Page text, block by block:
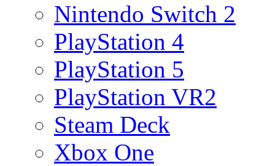
Nintendo Switch 2
PlayStation 4
PlayStation 5
PlayStation VR2
Steam Deck
Xbox One